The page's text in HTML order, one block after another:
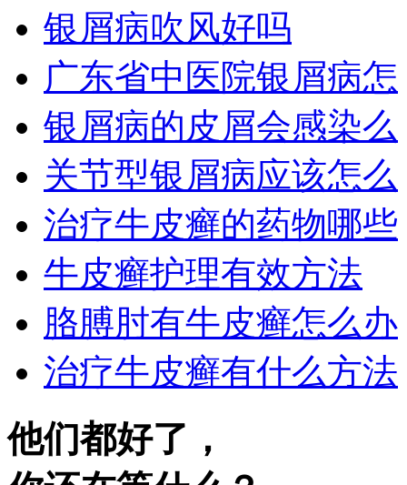
银屑病吹风好吗
广东省中医院银屑病怎
银屑病的皮屑会感染么
关节型银屑病应该怎么
治疗牛皮癣的药物哪些
牛皮癣护理有效方法
胳膊肘有牛皮癣怎么办
治疗牛皮癣有什么方法
他们都好了，